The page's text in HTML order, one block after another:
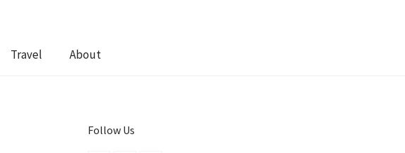
Travel About
Follow Us